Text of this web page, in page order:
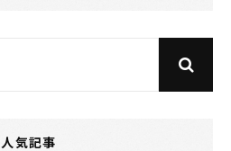
人気記事